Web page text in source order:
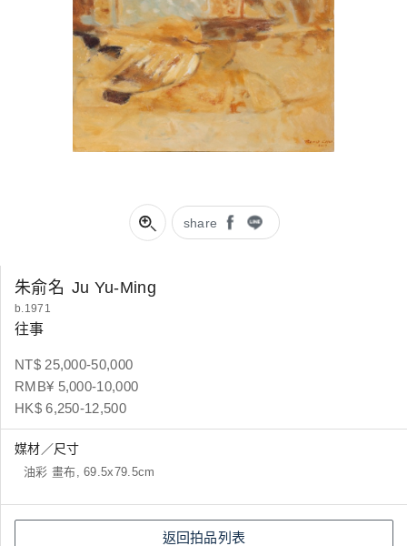
share
朱俞名 Ju Yu-Ming
b.1971
往事
NT$ 25,000-50,000
RMB¥ 5,000-10,000
HK$ 6,250-12,500
媒材／尺寸
油彩 畫布, 69.5x79.5cm
返回拍品列表